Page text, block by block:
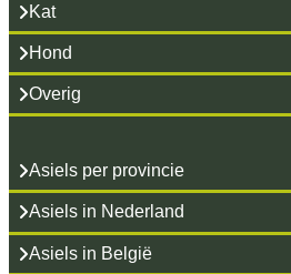
Kat
Hond
Overig
Asiels per provincie
Asiels in Nederland
Asiels in België